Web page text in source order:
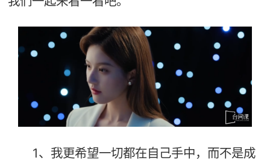
1、我更希望一切都在自己手中，而不是成